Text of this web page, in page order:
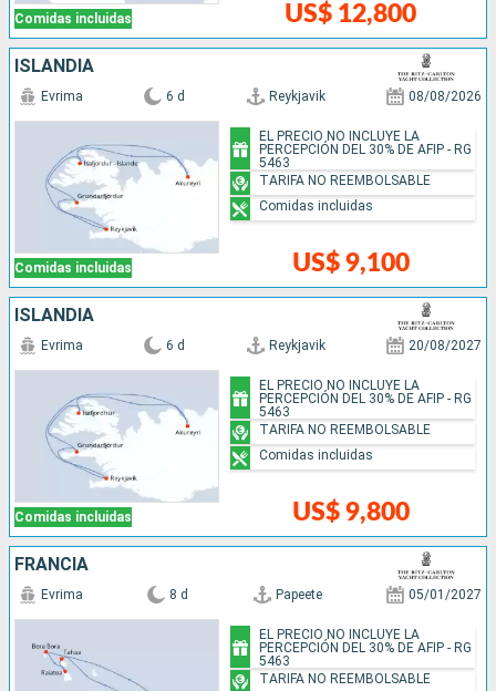
Comidas incluidas US$ 12,800
ISLANDIA
Comidas incluidas
Evrima 6 d Reykjavik 08/08/2026
US$ 9,100
EL PRECIO NO INCLUYE LA
PERCEPCIÓN DEL 30% DE AFIP - RG
5463
TARIFA NO REEMBOLSABLE
Comidas incluidas
ISLANDIA
Comidas incluidas
Evrima 6 d Reykjavik 20/08/2027
US$ 9,800
EL PRECIO NO INCLUYE LA
PERCEPCIÓN DEL 30% DE AFIP - RG
5463
TARIFA NO REEMBOLSABLE
Comidas incluidas
FRANCIA
Evrima 8 d Papeete 05/01/2027
EL PRECIO NO INCLUYE LA
PERCEPCIÓN DEL 30% DE AFIP - RG
5463
TARIFA NO REEMBOLSABLE